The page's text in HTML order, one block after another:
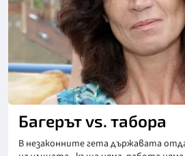
Багерът vs. табора
В незаконните гета държавата